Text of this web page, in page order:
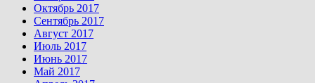
Октябрь 2017
Сентябрь 2017
Август 2017
Июль 2017
Июнь 2017
Май 2017